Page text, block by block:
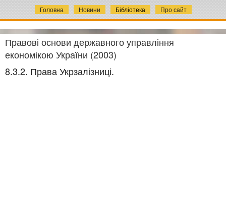
Головна Новини Бібліотека Про сайт
Правові основи державного управління
економікою України (2003)
8.3.2. Права Укрзалізниці.